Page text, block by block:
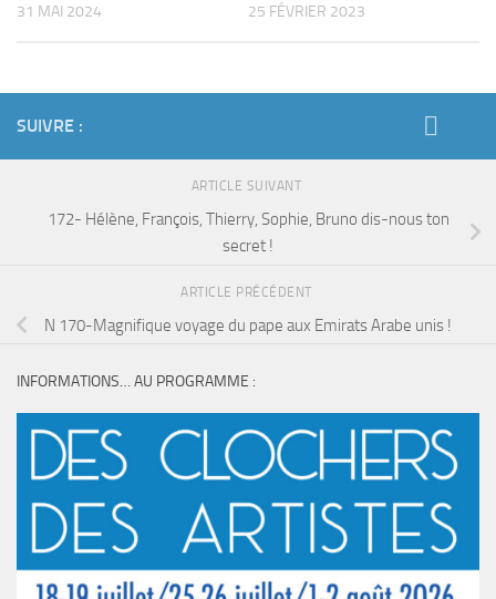
31 MAI 2024 25 FÉVRIER 2023
SUIVRE :
ARTICLE SUIVANT
172- Hélène, François, Thierry, Sophie, Bruno dis-nous ton
secret !
ARTICLE PRÉCÉDENT
N 170-Magnifique voyage du pape aux Emirats Arabe unis !
INFORMATIONS… AU PROGRAMME :